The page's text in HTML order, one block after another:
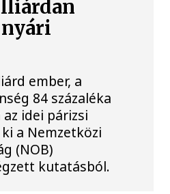
ember, a
84 százaléka
idei párizsi
a Nemzetközi
(NOB)
kutatásból.